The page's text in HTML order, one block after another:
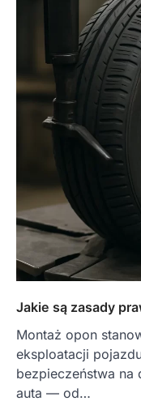
Jakie są zasady
Montaż opon
eksploatacji
bezpieczeństwa na
auta — od…